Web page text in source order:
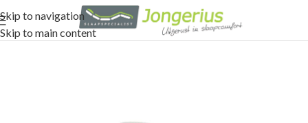
Skip to navigation
Skip to main content